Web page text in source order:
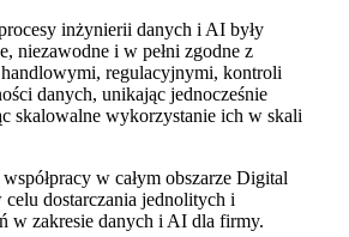
inżynierii danych i AI były
niezawodne i w pełni zgodne z
regulacyjnymi, kontroli
danych, unikając jednocześnie
skalowalne wykorzystanie ich w skali
w całym obszarze Digital
dostarczania jednolitych i
w zakresie danych i AI dla firmy.